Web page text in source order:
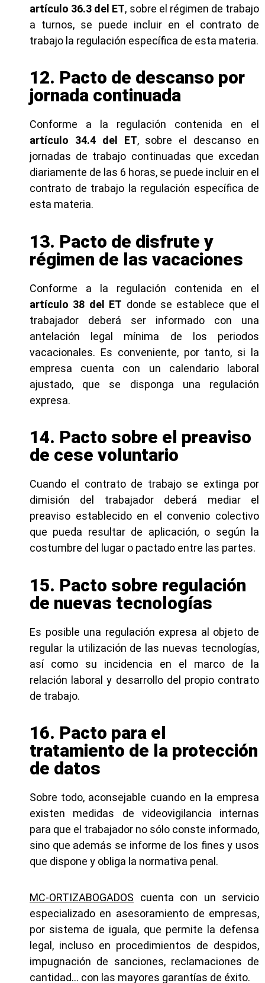
artículo 36.3 del ET, sobre el régimen de trabajo
a turnos, se puede incluir en el contrato de
trabajo la regulación específica de esta materia.
12. Pacto de descanso por
jornada continuada
Conforme a la regulación contenida en el
artículo 34.4 del ET, sobre el descanso en
jornadas de trabajo continuadas que excedan
diariamente de las 6 horas, se puede incluir en el
contrato de trabajo la regulación específica de
esta materia.
13. Pacto de disfrute y
régimen de las vacaciones
Conforme a la regulación contenida en el
artículo 38 del ET donde se establece que el
trabajador deberá ser informado con una
antelación legal mínima de los periodos
vacacionales. Es conveniente, por tanto, si la
empresa cuenta con un calendario laboral
ajustado, que se disponga una regulación
expresa.
14. Pacto sobre el preaviso
de cese voluntario
Cuando el contrato de trabajo se extinga por
dimisión del trabajador deberá mediar el
preaviso establecido en el convenio colectivo
que pueda resultar de aplicación, o según la
costumbre del lugar o pactado entre las partes.
15. Pacto sobre regulación
de nuevas tecnologías
Es posible una regulación expresa al objeto de
regular la utilización de las nuevas tecnologías,
así como su incidencia en el marco de la
relación laboral y desarrollo del propio contrato
de trabajo.
16. Pacto para el
tratamiento de la protección
de datos
Sobre todo, aconsejable cuando en la empresa
existen medidas de videovigilancia internas
para que el trabajador no sólo conste informado,
sino que además se informe de los fines y usos
que dispone y obliga la normativa penal.
MC-ORTIZABOGADOS cuenta con un servicio
especializado en asesoramiento de empresas,
por sistema de iguala, que permite la defensa
legal, incluso en procedimientos de despidos,
impugnación de sanciones, reclamaciones de
cantidad… con las mayores garantías de éxito.